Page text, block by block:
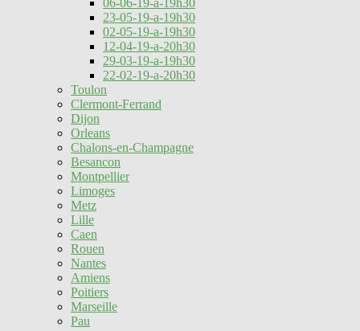
06-06-19-a-19h30
23-05-19-a-19h30
02-05-19-a-19h30
12-04-19-a-20h30
29-03-19-a-19h30
22-02-19-a-20h30
Toulon
Clermont-Ferrand
Dijon
Orleans
Chalons-en-Champagne
Besancon
Montpellier
Limoges
Metz
Lille
Caen
Rouen
Nantes
Amiens
Poitiers
Marseille
Pau